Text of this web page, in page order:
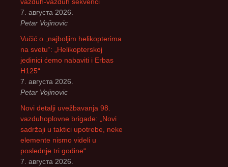
7. августа 2026.
Petar Vojinovic
Vučić o „najboljim helikopterima
na svetu“: „Helikopterskoj
jedinici ćemo nabaviti i Erbas
H125“
7. августа 2026.
Petar Vojinovic
Novi detalji uvežbavanja 98.
vazduhoplovne brigade: „Novi
sadržaji u taktici upotrebe, neke
elemente nismo videli u
poslednje tri godine“
7. августа 2026.